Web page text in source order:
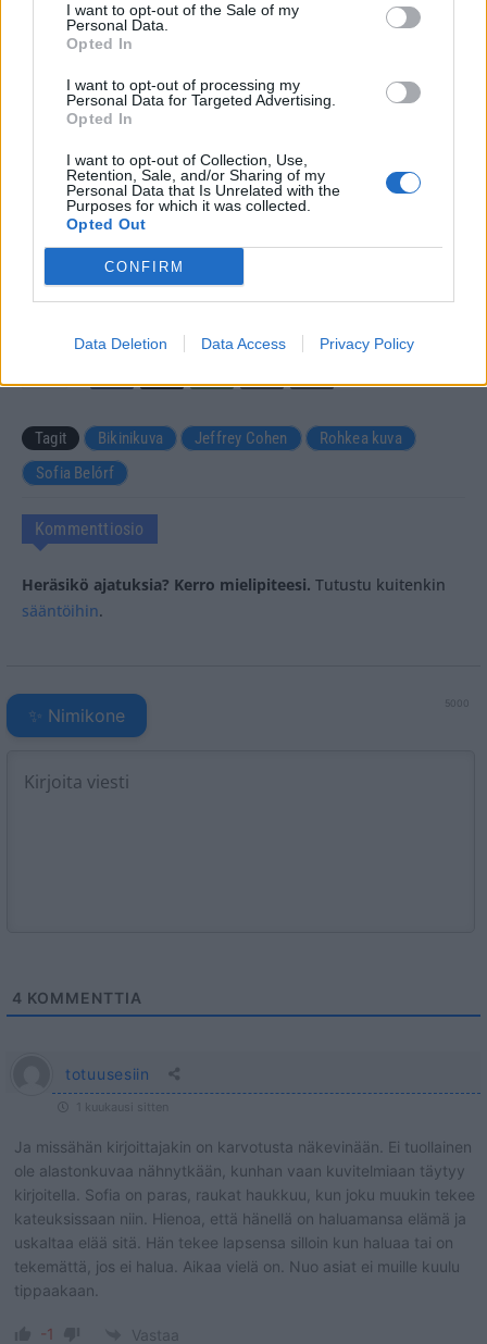
I want to opt-out of the Sale of my
Personal Data.
Opted In
I want to opt-out of processing my
Personal Data for Targeted Advertising.
Opted In
I want to opt-out of Collection, Use,
Retention, Sale, and/or Sharing of my
Personal Data that Is Unrelated with the
Purposes for which it was collected.
Opted Out
CONFIRM
Data Deletion Data Access Privacy Policy
Seiskalle: ”Sofia on erittäin älykäs…”
Seuraa Gekkosta Instagramissa
Tagit Bikinikuva Jeffrey Cohen
Rohkea kuva
Sofia Belórf
Kommenttiosio
Heräsikö ajatuksia? Kerro mielipiteesi. Tutustu kuitenkin
sääntöihin.
5000
✨ Nimikone
4 KOMMENTTIA
totuusesiin
1 kuukausi sitten
Ja missähän kirjoittajakin on karvotusta näkevinään. Ei tuollainen
ole alastonkuvaa nähnytkään, kunhan vaan kuvitelmiaan täytyy
kirjoitella. Sofia on paras, raukat haukkuu, kun joku muukin tekee
kateuksissaan niin. Hienoa, että hänellä on haluamansa elämä ja
uskaltaa elää sitä. Hän tekee lapsensa silloin kun haluaa tai on
tekemättä, jos ei halua. Aikaa vielä on. Nuo asiat ei muille kuulu
tippaakaan.
-1 Vastaa